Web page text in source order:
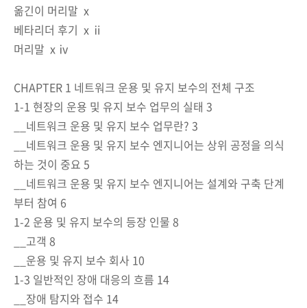
옮긴이 머리말 ⅹ
베타리더 후기 ⅹⅱ
머리말 ⅹⅳ
CHAPTER 1 네트워크 운용 및 유지 보수의 전체 구조
1-1 현장의 운용 및 유지 보수 업무의 실태 3
__네트워크 운용 및 유지 보수 업무란? 3
__네트워크 운용 및 유지 보수 엔지니어는 상위 공정을 의식
하는 것이 중요 5
__네트워크 운용 및 유지 보수 엔지니어는 설계와 구축 단계
부터 참여 6
1-2 운용 및 유지 보수의 등장 인물 8
__고객 8
__운용 및 유지 보수 회사 10
1-3 일반적인 장애 대응의 흐름 14
__장애 탐지와 접수 14